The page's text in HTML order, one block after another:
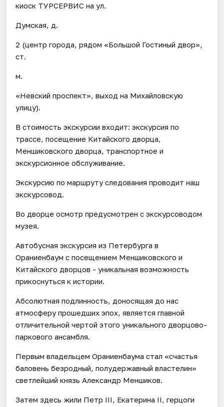
киоск ТУРСЕРВИС на ул.
Думская, д.
2 (центр города, рядом «Большой Гостиный двор»,
ст.
м.
«Невский проспект», выход на Михайловскую
улицу).
В стоимость экскурсии входит: экскурсия по
трассе, посещение Китайского дворца,
Меншиковского дворца, транспортное и
экскурсионное обслуживание.
Экскурсию по маршруту следования проводит наш
экскурсовод.
Во дворце осмотр предусмотрен с экскурсоводом
музея.
Автобусная экскурсия из Петербурга в
Ораниенбаум с посещением Меншиковского и
Китайского дворцов - уникальная возможность
прикоснуться к истории.
Абсолютная подлинность, доносящая до нас
атмосферу прошедших эпох, является главной
отличительной чертой этого уникального дворцово-
паркового ансамбля.
Первым владельцем Ораниенбаума стал «счастья
баловень безродный, полудержавный властелин»
светлейший князь Александр Меншиков.
Затем здесь жили Петр III, Екатерина II, герцоги